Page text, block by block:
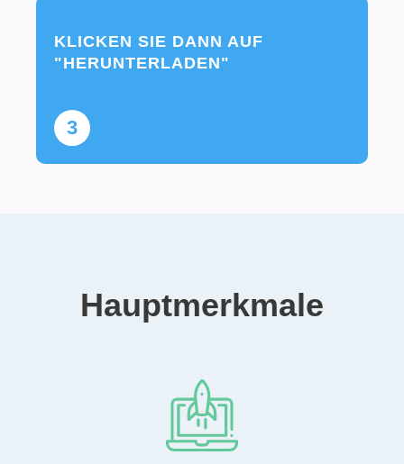
3
KLICKEN SIE DANN AUF
"HERUNTERLADEN"
Hauptmerkmale